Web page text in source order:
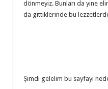
dönmeyiz. Bunları da yine
da gittiklerinde bu
Şimdi gelelim bu sayfayı